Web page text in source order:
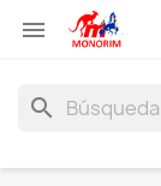

search